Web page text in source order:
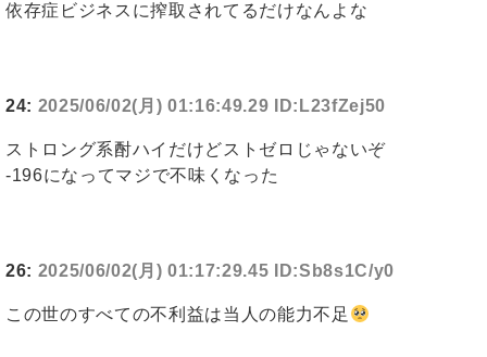
依存症ビジネスに搾取されてるだけなんよな
24: 2025/06/02(月) 01:16:49.29 ID:L23fZej50
ストロング系酎ハイだけどストゼロじゃないぞ
‐196になってマジで不味くなった
26: 2025/06/02(月) 01:17:29.45 ID:Sb8s1C/y0
この世のすべての不利益は当人の能力不足